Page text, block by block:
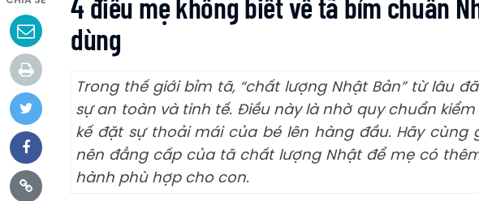
dùng
Trong thế giới bỉm tã, “chất lượng Nhật Bản” từ lâu
sự an toàn và tinh tế. Điều này là nhờ quy chuẩn
kế đặt sự thoải mái của bé lên hàng đầu. Hãy cùng
nên đẳng cấp của tã chất lượng Nhật để mẹ có
hành phù hợp cho con.